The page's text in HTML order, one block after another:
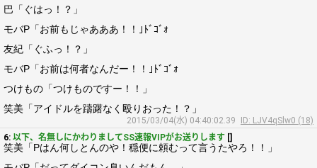
巴「ぐはっ！？」
モバP「お前もじゃあああ！！｣ﾄﾞｺﾞｫ
友紀「ぐふっ！？」
モバP「お前は何者なんだー！！｣ﾄﾞｺﾞｫ
つけもの「つけものですー！！」
笑美「アイドルを躊躇なく殴りおった！？」
2015/03/04(水) 04:40:02.39
ID: LJV4qSlw0 (18)
6: 以下、名無しにかわりましてSS速報VIPがお送りします []
笑美「Pはん何しとんのや！穏便に頼むって言うたやろ！！」